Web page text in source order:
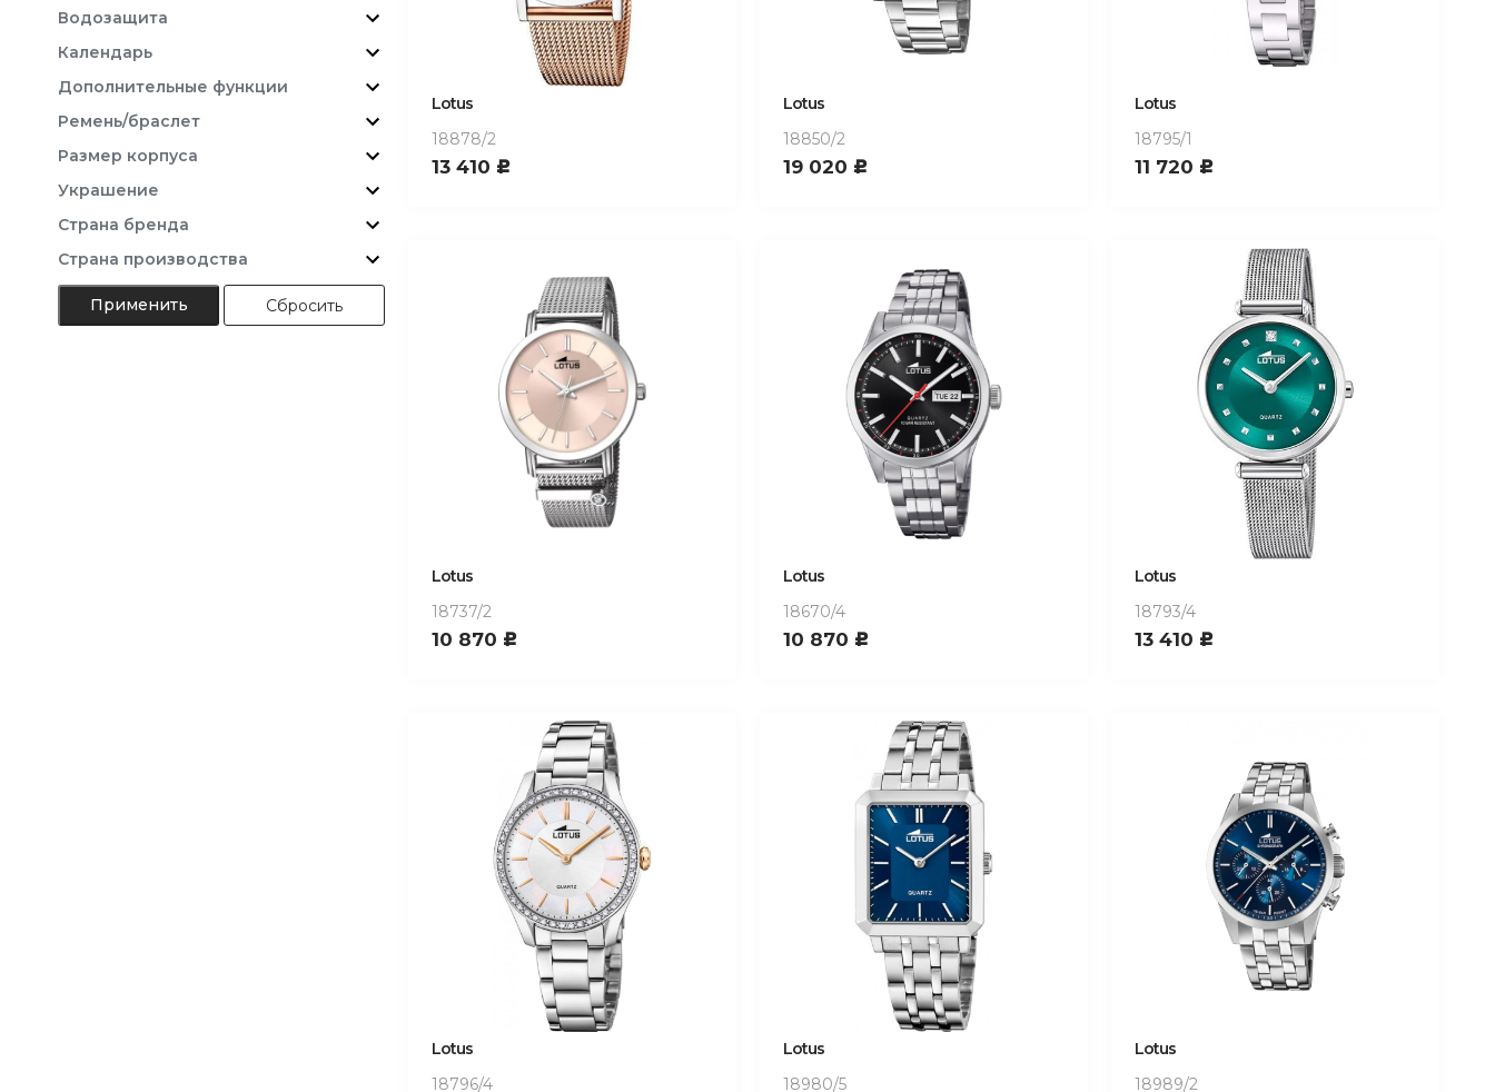
Водозащита
Календарь
Дополнительные функции
Ремень/браслет
Размер корпуса
Украшение
Страна бренда
Страна производства
Сбросить
Lotus
18878/2
13 410 c
Lotus
18850/2
19 020 c
Lotus
18795/1
11 720 c
Lotus
18737/2
10 870 c
Lotus
18670/4
10 870 c
Lotus
18793/4
13 410 c
Lotus
18796/4
Lotus
18980/5
Lotus
18989/2